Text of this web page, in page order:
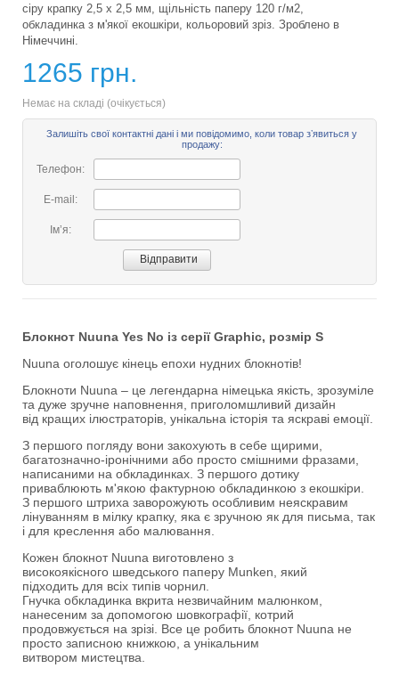
сіру крапку 2,5 х 2,5 мм, щільність паперу 120 г/м2,
обкладинка з м'якої екошкіри, кольоровий зріз. Зроблено в
Німеччині.
1265 грн.
Немає на складі (очікується)
Залишіть свої контактні дані і ми повідомимо, коли товар зʼявиться у
продажу:
Телефон:
E-mail:
Імʼя:
Блокнот Nuuna Yes No із серії Graphic, розмір S
Nuuna оголошує кінець епохи нудних блокнотів!
Блокноти Nuuna – це легендарна німецька якість, зрозуміле
та дуже зручне наповнення, приголомшливий дизайн
від кращих ілюстраторів, унікальна історія та яскраві емоції.
З першого погляду вони закохують в себе щирими,
багатозначно-іронічними або просто смішними фразами,
написаними на обкладинках. З першого дотику
приваблюють м'якою фактурною обкладинкою з екошкіри.
З першого штриха заворожують особливим неяскравим
лінуванням в мілку крапку, яка є зручною як для письма, так
і для креслення або малювання.
Кожен блокнот Nuuna виготовлено з
високоякісного шведського паперу Munken, який
підходить для всіх типів чорнил.
Гнучка обкладинка вкрита незвичайним малюнком,
нанесеним за допомогою шовкографії, котрий
продовжується на зрізі. Все це робить блокнот Nuuna не
просто записною книжкою, а унікальним
витвором мистецтва.